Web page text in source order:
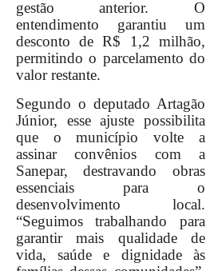
gestão anterior. O
entendimento garantiu um
desconto de R$ 1,2 milhão,
permitindo o parcelamento do
valor restante.
Segundo o deputado Artagão
Júnior, esse ajuste possibilita
que o município volte a
assinar convênios com a
Sanepar, destravando obras
essenciais para o
desenvolvimento local.
“Seguimos trabalhando para
garantir mais qualidade de
vida, saúde e dignidade às